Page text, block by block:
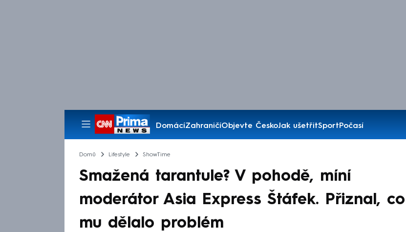
DomácíZahraničíObjevte ČeskoJak ušetřitSportPočasí
Pořady
Domů Lifestyle ShowTime
Smažená tarantule? V pohodě, míní
moderátor Asia Express Štáfek. Přiznal, co
mu dělalo problém